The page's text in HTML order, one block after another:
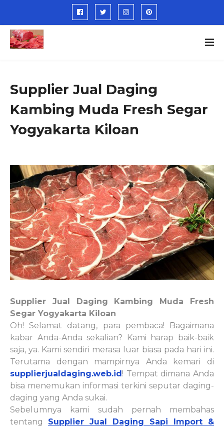
Supplier Jual Daging
Kambing Muda Fresh Segar
Yogyakarta Kiloan
Supplier Jual Daging Kambing Muda Fresh
Segar Yogyakarta Kiloan
Oh! Selamat datang, para pembaca! Bagaimana
kabar Anda-Anda sekalian? Kami harap baik-baik
saja, ya. Kami sendiri merasa luar biasa pada hari ini.
Terutama dengan mampirnya Anda kemari di
supplierjualdaging.web.id! Tempat dimana Anda
bisa menemukan informasi terkini seputar daging-
daging yang Anda sukai.
Sebelumnya kami sudah pernah membahas
tentang Supplier Jual Daging Sapi Import &